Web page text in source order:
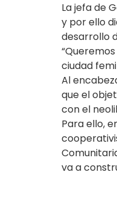
La jefa de
y por ello
desarrollo
ciudad
Al
que el
con el
Para ello,
va a